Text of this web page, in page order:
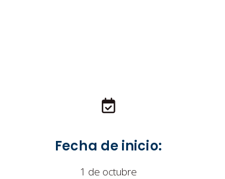
Fecha de inicio:
1 de octubre